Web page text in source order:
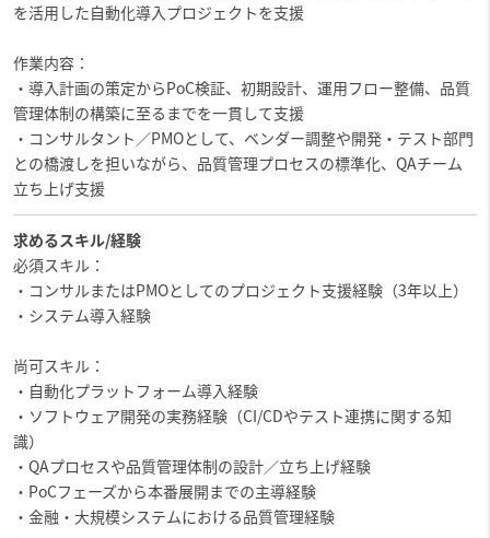
を活用した自動化導入プロジェクトを支援
作業内容：
・導入計画の策定からPoC検証、初期設計、運用フロー整備、品質
管理体制の構築に至るまでを一貫して支援
・コンサルタント／PMOとして、ベンダー調整や開発・テスト部門
との橋渡しを担いながら、品質管理プロセスの標準化、QAチーム
立ち上げ支援
求めるスキル/経験
必須スキル：
・コンサルまたはPMOとしてのプロジェクト支援経験（3年以上）
・システム導入経験
尚可スキル：
・自動化プラットフォーム導入経験
・ソフトウェア開発の実務経験（CI/CDやテスト連携に関する知
識）
・QAプロセスや品質管理体制の設計／立ち上げ経験
・PoCフェーズから本番展開までの主導経験
・金融・大規模システムにおける品質管理経験